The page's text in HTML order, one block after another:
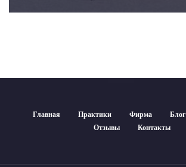
Главная Практики Фирма Блог
Отзывы
Контакты